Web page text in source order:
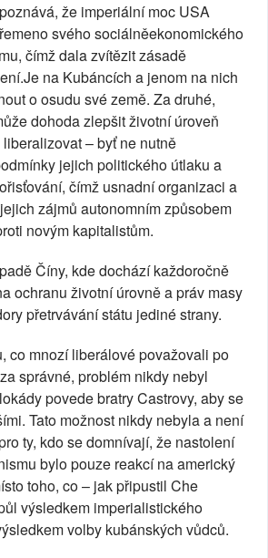
že imperiální moc USA
svého sociálněekonomického
čímž dala zvítězit zásadě
na Kubáncích a jenom na nich
o osudu své země. Za druhé,
dohoda zlepšit životní úroveň
– byť ne nutně
jejich politického útlaku a
čímž usnadní organizaci a
zájmů autonomním způsobem
novým kapitalistům.
Číny, kde dochází každoročně
ochranu životní úrovně a práv masy
přetrvávání státu jediné strany.
co mnozí liberálové považovali po
správné, problém nikdy nebyl
povede bratry Castrovy, aby se
Tato možnost nikdy nebyla a není
ty, kdo se domnívají, že nastolení
bylo pouze reakcí na americký
toho, co – jak připustil Che
výsledkem imperialistického
volby kubánských vůdců.